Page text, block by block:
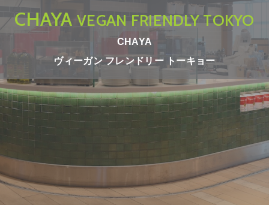
CHAYAVEGAN FRIENDLY TOKYO
CHAYA
ヴィーガン フレンドリー トーキョー